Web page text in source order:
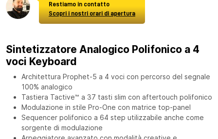
Restiamo in contatto
Scopri i nostri orari di apertura
Sintetizzatore Analogico Polifonico a 4
voci Keyboard
Architettura Prophet-5 a 4 voci con percorso del segnale
100% analogico
Tastiera Tactive™ a 37 tasti slim con aftertouch polifonico
Modulazione in stile Pro-One con matrice top-panel
Sequencer polifonico a 64 step utilizzabile anche come
sorgente di modulazione